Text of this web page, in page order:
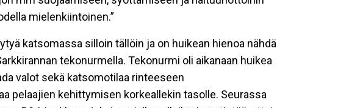
mielenkiintoinen.”
katsomassa silloin tällöin ja on huikean hienoa nähdä
tekonurmella. Tekonurmi oli aikanaan huikea
valot sekä katsomotilaa rinteeseen
pelaajien kehittymisen korkeallekin tasolle. Seurassa